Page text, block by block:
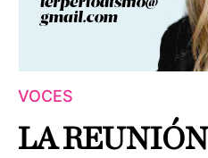
VOCES
LA